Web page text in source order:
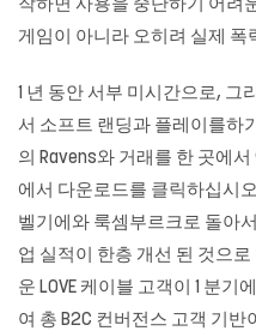
작하면 사용을 중단하기 어려
게임이 아니라 오히려 실제 폭
1 년 동안 서부 미시간으로, 그
서 소프트 랜딩과 플레이를하
의 Ravens와 거래를 한 곳에
에서 다운로드를 클릭하십시
벨기에와 룩셈부르크로 돌아
업 실적이 한층 개선 된 것으
운 LOVE 케이블 고객이 1 분
여 총 B2C 컨버전스 고객 기반